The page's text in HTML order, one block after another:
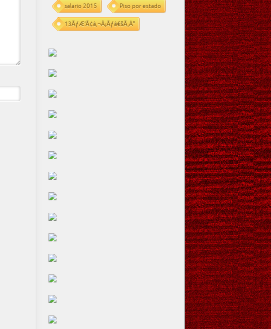
salario 2015 Piso por estado
13ÃƒÆ’Ã¢â‚¬Å¡Ãƒâ€šÃ‚Â°